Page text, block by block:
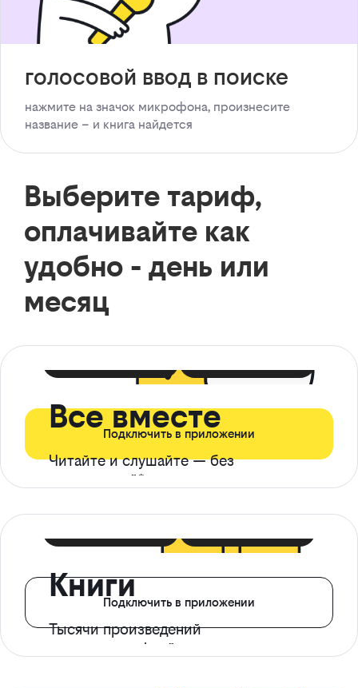
голосовой ввод в поиске
нажмите на значок микрофона, произнесите
название – и книга найдется
Выберите тариф,
оплачивайте как
удобно - день или
месяц
Все вместе
Читайте и слушайте — без
ограничений*
Подключить в приложении
Книги
Тысячи произведений
с доступом офлайн
Подключить в приложении